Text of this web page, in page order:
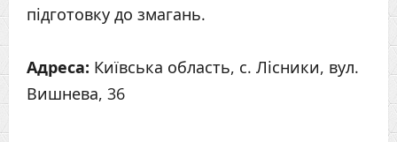
підготовку до змагань.
Адреса: Київська область, с. Лісники, вул.
Вишнева, 36